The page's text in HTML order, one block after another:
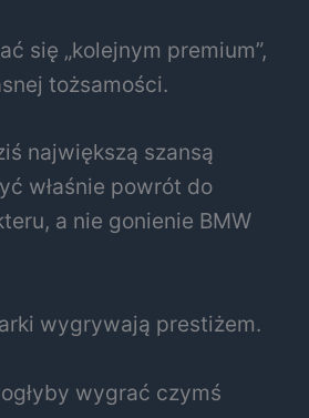
się „kolejnym premium”,
tożsamości.
największą szansą
właśnie powrót do
a nie gonienie BMW
wygrywają prestiżem.
wygrać czymś